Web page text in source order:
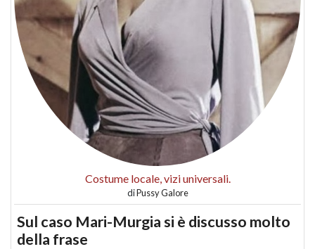
Costume locale, vizi universali.
diPussy Galore
Sul caso Mari-Murgia si è discusso molto
della frase